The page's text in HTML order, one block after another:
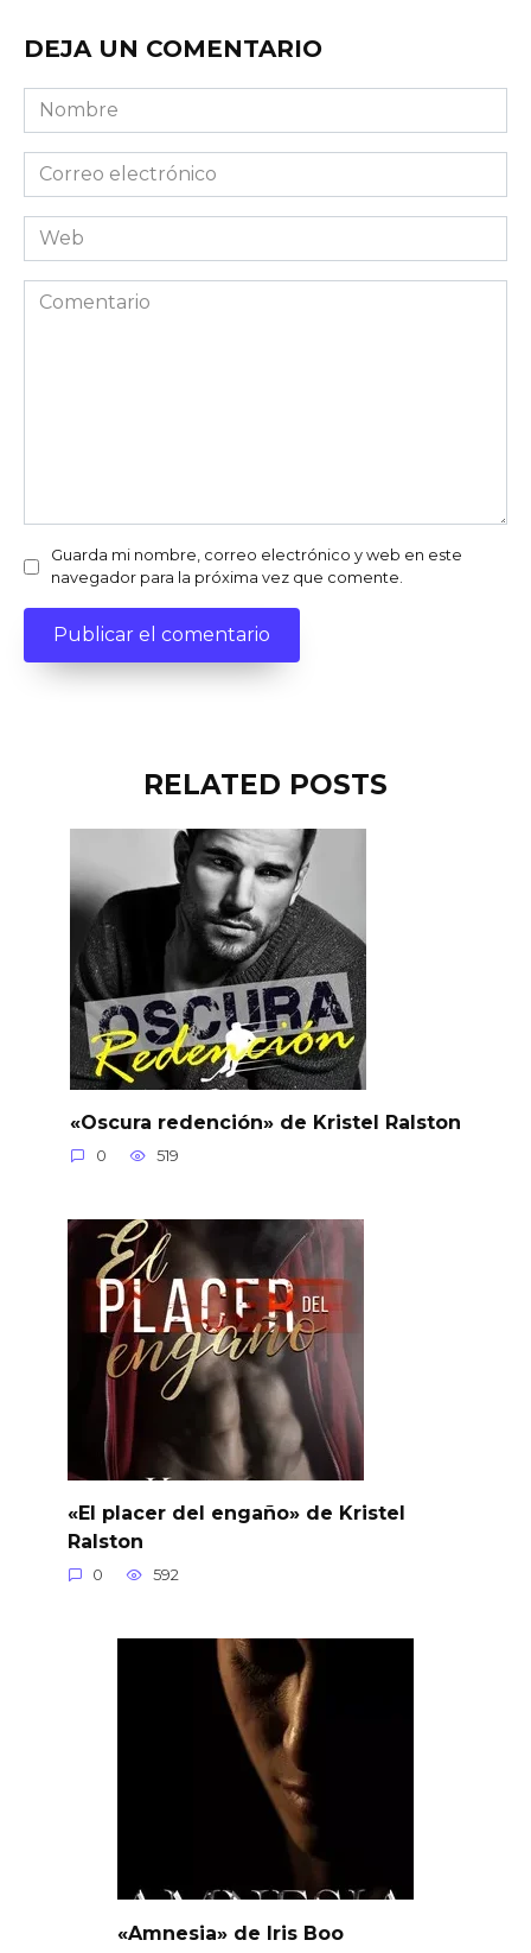
DEJA UN COMENTARIO
Nombre
Correo
electrónico
Web
Comentario
Guarda mi nombre, correo electrónico y web en este
navegador para la próxima vez que comente.
RELATED POSTS
«Oscura redención» de Kristel Ralston
0 519
«El placer del engaño» de Kristel
Ralston
0 592
«Amnesia» de Iris Boo